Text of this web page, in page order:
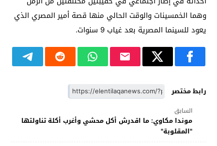
وهما الخمسينات والوقت الحالي منها قصة أمير المصري الذي
يعود للسينما المصرية بعد غياب 9 سنوات.
رابط مختصر
السابق
موندا مكاوي: ما اقدرش أكل محشي وأغرب أكلة تناولتها
"المقلوبة"